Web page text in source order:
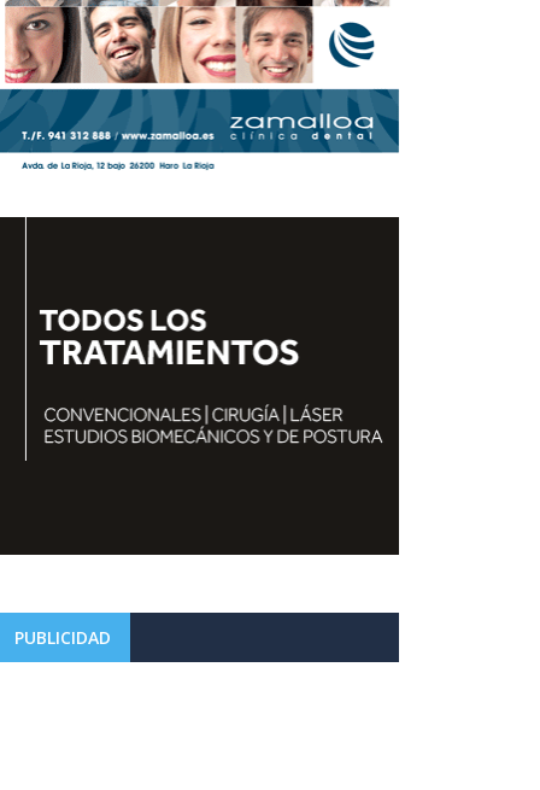
PUBLICIDAD